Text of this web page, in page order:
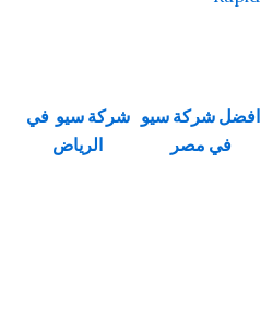
افضل شركة سيو
في مصر
شركة سيو في
الرياض